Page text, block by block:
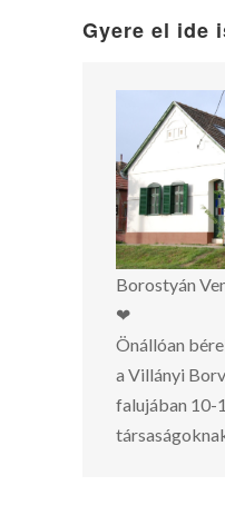
Gyere el ide
Borostyán
❤
Önállóan
a Villányi
falujában 10-